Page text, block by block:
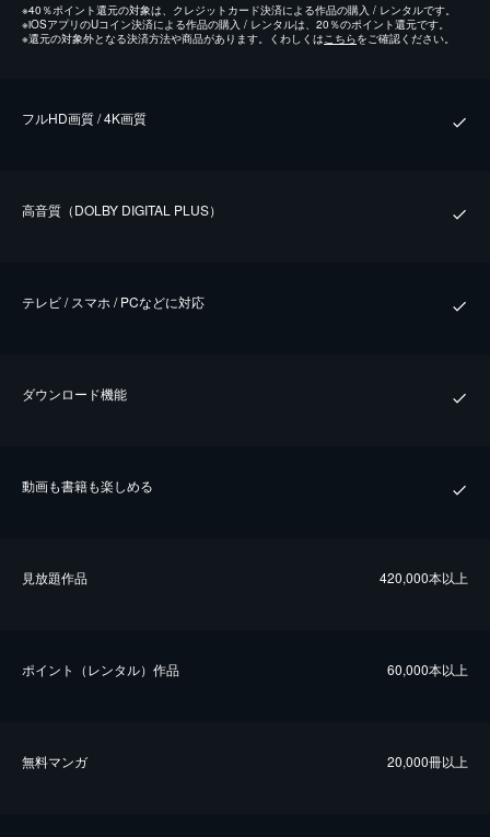
※40％ポイント還元の対象は、クレジットカード決済による作品の購入 / レンタルです。
※iOSアプリのUコイン決済による作品の購入 / レンタルは、20％のポイント還元です。
※還元の対象外となる決済方法や商品があります。くわしくは こちらをご確認ください。
フルHD画質 / 4K画質
⾼⾳質（DOLBY DIGITAL PLUS）
テレビ / スマホ / PCなどに対応
ダウンロード機能
動画も書籍も楽しめる
⾒放題作品 420,000本以上
ポイント（レンタル）作品 60,000本以上
無料マンガ 20,000冊以上